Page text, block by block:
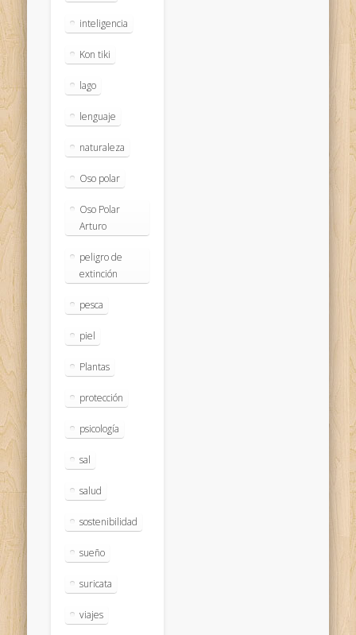
inteligencia
Kon tiki
lago
lenguaje
naturaleza
Oso polar
Oso Polar
Arturo
peligro de
extinción
pesca
piel
Plantas
protección
psicología
sal
salud
sostenibilidad
sueño
suricata
viajes